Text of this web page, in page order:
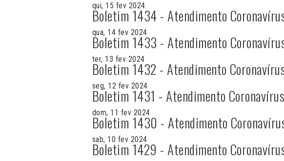
qui, 15 fev 2024
Boletim 1434 - Atendimento
qua, 14 fev 2024
Boletim 1433 - Atendimento
ter, 13 fev 2024
Boletim 1432 - Atendimento
seg, 12 fev 2024
Boletim 1431 - Atendimento Coronavírus
dom, 11 fev 2024
Boletim 1430 - Atendimento
sab, 10 fev 2024
Boletim 1429 - Atendimento